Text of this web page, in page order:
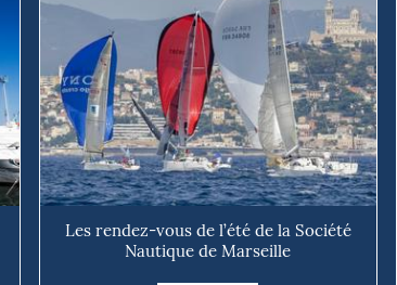
Les rendez-vous de l’été de la Société
Nautique de Marseille